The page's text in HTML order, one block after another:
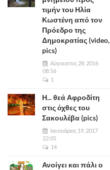
τιμήν του Ηλία
Κωστένη από τον
Πρόεδρο της
Δημοκρατίας (video,
pics)
Αύγουστος 28, 2016
08:56
1
Η... θεά Αφροδίτη
στις όχθες του
Σακουλέβα (pics)
Ιανουάριος 19, 2017
22:05
14
Ανοίγει και πάλι ο